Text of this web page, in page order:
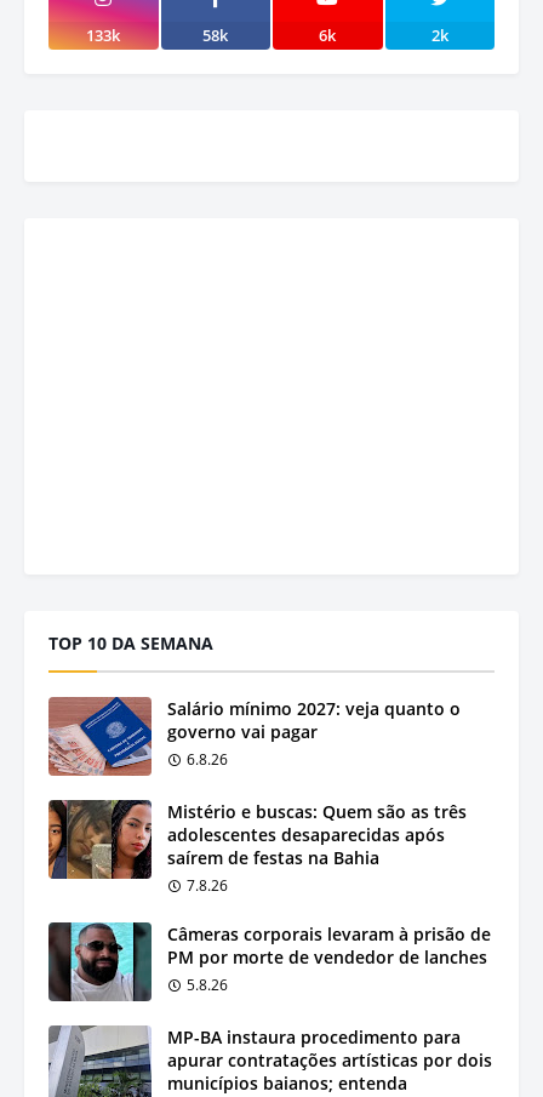
133k 58k 6k 2k
TOP 10 DA SEMANA
Salário mínimo 2027: veja quanto o
governo vai pagar
6.8.26
Mistério e buscas: Quem são as três
adolescentes desaparecidas após
saírem de festas na Bahia
7.8.26
Câmeras corporais levaram à prisão de
PM por morte de vendedor de lanches
5.8.26
MP-BA instaura procedimento para
apurar contratações artísticas por dois
municípios baianos; entenda